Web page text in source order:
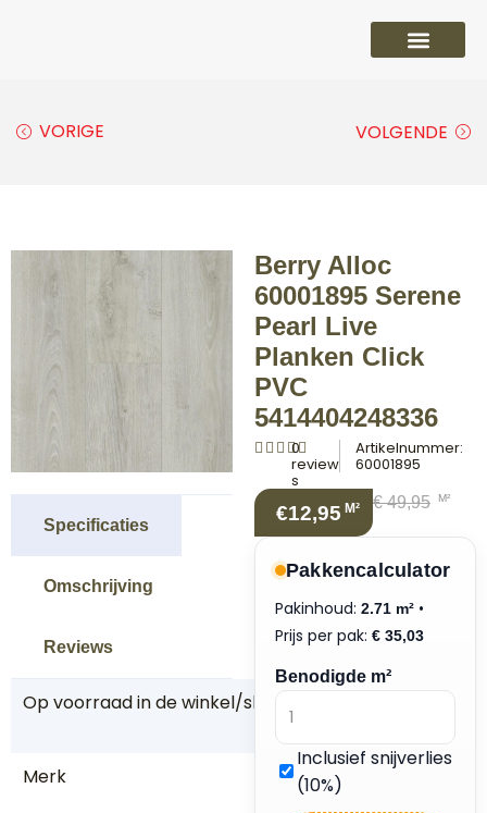
VORIGE VOLGENDE
Specificaties
Omschrijving
Reviews
Op voorraad in de winkel/showroom
Merk
Berry Alloc
60001895 Serene
Pearl Live
Planken Click
PVC
5414404248336
0
review
s
Artikelnummer:
60001895
€12,95 M² €49,95 M²
Pakkencalculator
Pakinhoud: 2.71 m² •
Prijs per pak: € 35,03
Benodigde m²
Inclusief snijverlies
(10%)